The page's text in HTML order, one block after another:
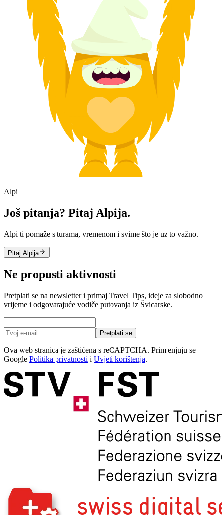
Alpi
Još pitanja? Pitaj Alpija.
Alpi ti pomaže s turama, vremenom i svime što je uz to važno.
Pitaj Alpija
Ne propusti aktivnosti
Pretplati se na newsletter i primaj Travel Tips, ideje za slobodno
vrijeme i odgovarajuće vodiče putovanja iz Švicarske.
Pretplati se
Ova web stranica je zaštićena s reCAPTCHA. Primjenjuju se
Google Politika privatnosti i Uvjeti korištenja.